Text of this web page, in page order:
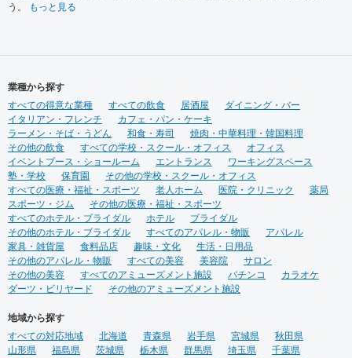
う。
もっと見る
業種から探す
すべての得意な業種
すべての飲食 居酒屋
ダイニング・バー
イタリアン・フレンチ
カフェ・パン・ケーキ
ラーメン・そば・うどん
和食・寿司
焼肉・中華料理・韓国料理
その他の飲食
すべての学校・スクール・オフィス
オフィス
イベントブース・ショールーム
エントランス
ワーキングスペース
塾・学校
保育園
その他の学校・スクール・オフィス
すべての医療・福祉・スポーツ
老人ホーム 医院・クリニック
薬局
スポーツ・ジム
その他の医療・福祉・スポーツ
すべてのホテル・ブライダル
ホテル
ブライダル
その他のホテル・ブライダル
すべてのアパレル・物販
アパレル
家具・雑貨屋
食料品店 趣味・文化
生活・日用品
その他のアパレル・物販
すべての美容 美容院
サロン
その他の美容
すべてのアミューズメント施設 パチンコ
カラオケ
ダーツ・ビリヤード
その他のアミューズメント施設
地域から探す
すべての対応地域
北海道 青森県 岩手県 宮城県
秋田県
山形県
福島県 茨城県 栃木県 群馬県 埼玉県
千葉県